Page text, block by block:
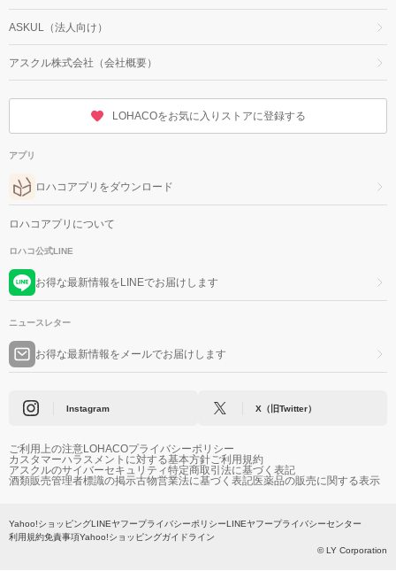
ASKUL（法人向け）
アスクル株式会社（会社概要）
LOHACOをお気に入りストアに登録する
アプリ
ロハコアプリをダウンロード
ロハコアプリについて
ロハコ公式LINE
お得な最新情報をLINEでお届けします
ニュースレター
お得な最新情報をメールでお届けします
Instagram X（旧Twitter）
ご利用上の注意LOHACOプライバシーポリシー
カスタマーハラスメントに対する基本方針ご利用規約
アスクルのサイバーセキュリティ特定商取引法に基づく表記
酒類販売管理者標識の掲示古物営業法に基づく表記医薬品の販売に関する表示
Yahoo!ショッピングLINEヤフープライバシーポリシーLINEヤフープライバシーセンター
利用規約免責事項Yahoo!ショッピングガイドライン
© LY Corporation